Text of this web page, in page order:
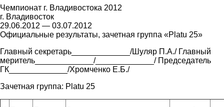
Чемпионат г. Владивостока 2012
г. Владивосток
29.06.2012 — 03.07.2012
Официальные результаты, зачетная группа «Platu 25»
Главный секретарь_____________/Шуляр П.А./ Главный
меритель_____________/_____________/ Председатель
ГК_____________/Хромченко Е.Б./
Зачетная группа: Platu 25